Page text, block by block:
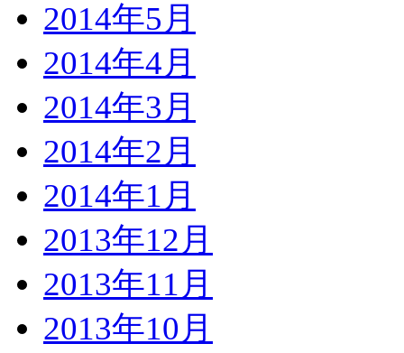
2014年5月
2014年4月
2014年3月
2014年2月
2014年1月
2013年12月
2013年11月
2013年10月